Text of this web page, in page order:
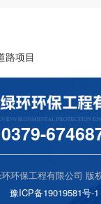
路项目
0379-
环保工程有限公司
豫ICP备19019581号-1